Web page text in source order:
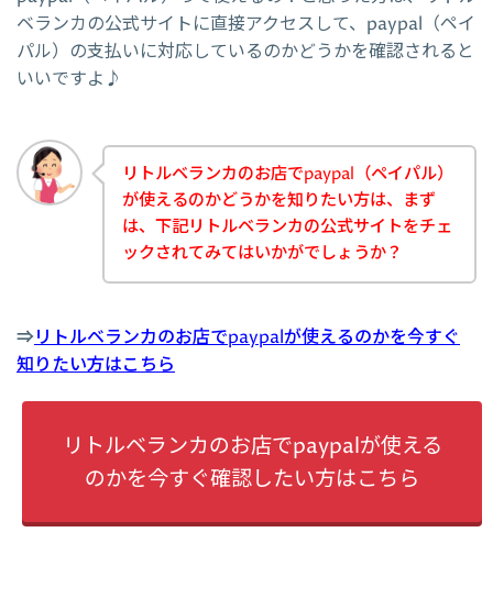
ベランカの公式サイトに直接アクセスして、paypal（ペイ
パル）の支払いに対応しているのかどうかを確認されると
いいですよ♪
リトルベランカのお店でpaypal（ペイパル）
が使えるのかどうかを知りたい方は、まず
は、下記リトルベランカの公式サイトをチェ
ックされてみてはいかがでしょうか？
⇒リトルベランカのお店でpaypalが使えるのかを今すぐ
知りたい方はこちら
リトルベランカのお店でpaypalが使える
のかを今すぐ確認したい方はこちら